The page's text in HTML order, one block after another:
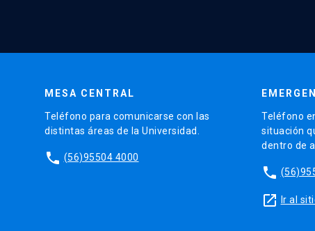
MESA CENTRAL
Teléfono para comunicarse con las
distintas áreas de la Universidad.
phone (56)95504 4000
Teléfono
situación
dentro de
phone
launch Ir al